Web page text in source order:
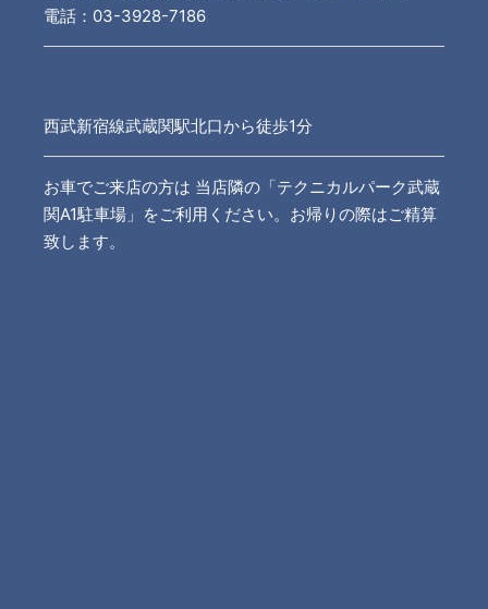
電話：03-3928-7186
西武新宿線武蔵関駅北口から徒歩1分
お車でご来店の方は 当店隣の「テクニカルパーク武蔵
関A1駐車場」をご利用ください。お帰りの際はご精算
致します。